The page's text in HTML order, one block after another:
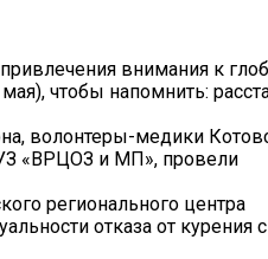
внимания к
чтобы напомнить:
волонтеры-медики
«ВРЦОЗ и МП», провели
регионального центра
отказа от курения